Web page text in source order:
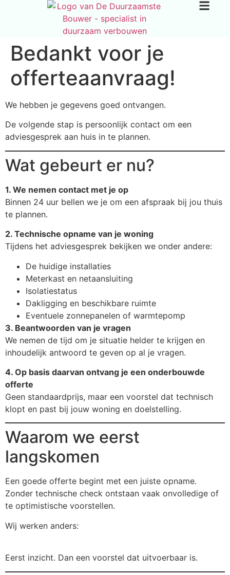
Bedankt voor je
offerteaanvraag!
We hebben je gegevens goed ontvangen.
De volgende stap is persoonlijk contact om een
adviesgesprek aan huis in te plannen.
Wat gebeurt er nu?
1. We nemen contact met je op
Binnen 24 uur bellen we je om een afspraak bij jou thuis
te plannen.
2. Technische opname van je woning
Tijdens het adviesgesprek bekijken we onder andere:
De huidige installaties
Meterkast en netaansluiting
Isolatiestatus
Dakligging en beschikbare ruimte
Eventuele zonnepanelen of warmtepomp
3. Beantwoorden van je vragen
We nemen de tijd om je situatie helder te krijgen en
inhoudelijk antwoord te geven op al je vragen.
4. Op basis daarvan ontvang je een onderbouwde
offerte
Geen standaardprijs, maar een voorstel dat technisch
klopt en past bij jouw woning en doelstelling.
Waarom we eerst
langskomen
Een goede offerte begint met een juiste opname.
Zonder technische check ontstaan vaak onvolledige of
te optimistische voorstellen.
Wij werken anders:
Eerst inzicht. Dan een voorstel dat uitvoerbaar is.